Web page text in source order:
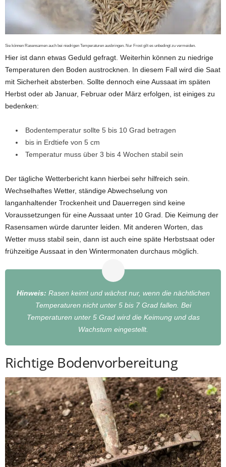
Sie können Rasensamen auch bei niedrigen Temperaturen ausbringen. Nur Frost gilt es unbedingt zu vermeiden.
Hier ist dann etwas Geduld gefragt. Weiterhin können zu niedrige
Temperaturen den Boden austrocknen. In diesem Fall wird die Saat
mit Sicherheit absterben. Sollte dennoch eine Aussaat im späten
Herbst oder ab Januar, Februar oder März erfolgen, ist einiges zu
bedenken:
Bodentemperatur sollte 5 bis 10 Grad betragen
bis in Erdtiefe von 5 cm
Temperatur muss über 3 bis 4 Wochen stabil sein
Der tägliche Wetterbericht kann hierbei sehr hilfreich sein.
Wechselhaftes Wetter, ständige Abwechselung von
langanhaltender Trockenheit und Dauerregen sind keine
Voraussetzungen für eine Aussaat unter 10 Grad. Die Keimung der
Rasensamen würde darunter leiden. Mit anderen Worten, das
Wetter muss stabil sein, dann ist auch eine späte Herbstsaat oder
frühzeitige Aussaat in den Wintermonaten durchaus möglich.
Hinweis: Rasen keimt und wächst nur, wenn die nächtlichen
Temperaturen nicht unter 5 bis 7 Grad fallen. Bei
Temperaturen unter 5 Grad wird die Keimung und das
Wachstum eingestellt.
Richtige Bodenvorbereitung